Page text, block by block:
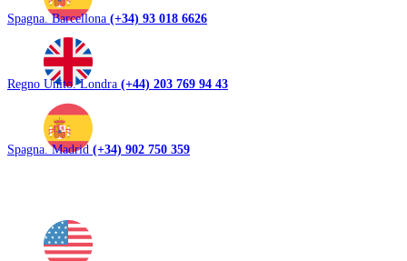
Spagna. Barcellona (+34) 93 018 6626
Regno Unito. Londra (+44) 203 769 94 43
Spagna. Madrid (+34) 902 750 359